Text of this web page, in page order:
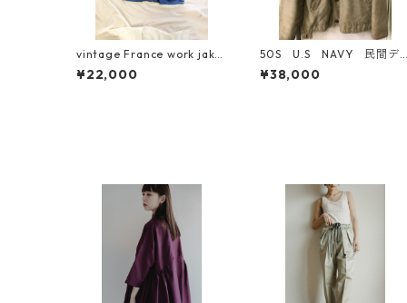
vintage France work jaket
40s〜50s モールスキン
¥22,000
50S U.S NAVY 民間デ
ッキジャケット M寸
¥38,000